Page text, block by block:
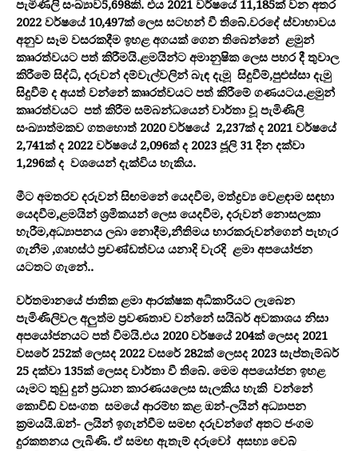
පැමිණිලි සංඛ්‍යාව5,698කි. එය 2021 වර්ෂයේ 11,185ක් වන අතර
2022 වර්ෂයේ 10,497ක් ලෙස සටහන් වී තිබේ.වරදේ ස්වාභාවය
අනුව සෑම වසරකදීම ඉහළ අගයක් ගෙන තිබෙන්නේ ළමුන්
කෲරත්වයට පත් කිරීමයි.ළමයින්ට අමානුෂික ලෙස පහර දී තුවාල
කිරීමේ සිද්ධි, දරුවන් දම්වැල්වලින් බැඳ දැමූ සිදුවීම්,පුළුස්සා දැමු
සිදුවීම් ද අයත් වන්නේ කෲරත්වයට පත් කිරීමේ ගණයටය.ළමුන්
කෲරත්වයට පත් කිරීම සම්බන්ධයෙන් වාර්තා වූ පැමිණිලි
සංඛ්‍යාත්මකව ගතහොත් 2020 වර්ෂයේ 2,237ක් ද 2021 වර්ෂයේ
2,741ක් ද 2022 වර්ෂයේ 2,096ක් ද 2023 ජූලි 31 දින දක්වා
1,296ක් ද වශයෙන් දැක්විය හැකිය.
මීට අමතරව දරුවන් සිඟමනේ යෙදවීම, මත්ද්‍රව්‍ය වෙළඳාම සඳහා
යෙදවීම,ළමයින් ශ්‍රමිකයන් ලෙස යෙදවීම, දරුවන් නොසලකා
හැරීම,අධ්‍යාපනය ලබා නොදීම,නීතිමය භාරකරුවන්ගෙන් පැහැර
ගැනීම ,ගෘහස්ථ ප්‍රචණ්ඩත්වය යනාදි වැරදි ළමා අපයෝජන
යටතට ගැනේ..
වර්තමානයේ ජාතික ළමා ආරක්ෂක අධිකාරියට ලැබෙන
පැමිණිලිවල අලුත්ම ප්‍රවණතාව වන්නේ සයිබර් අවකාශය නිසා
අපයෝජනයට පත් වීමයි.එය 2020 වර්ෂයේ 204ක් ලෙසද 2021
වසරේ 252ක් ලෙසද 2022 වසරේ 282ක් ලෙසද 2023 සැප්තැම්බර්
25 දක්වා 135ක් ලෙසද වාර්තා වී තිබේ. මෙම අපයෝජන ඉහළ
යෑමට තුඩු දුන් ප්‍රධාන කාරණයලෙස සැලකිය හැකි වන්නේ
කොවිඩ් වසංගත සමයේ ආරම්භ කළ ඔන්-ලයින් අධ්‍යාපන
ක්‍රමයයි.ඔන්- ලයින් ඉගැන්වීම සමඟ දරුවන්ගේ අතට ජංගම
දුරකතනය ලැබිණි. ඒ සමඟ ඇතැම් දරුවෝ අසභ්‍ය වෙබ්